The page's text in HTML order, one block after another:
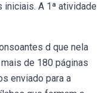
A 1ª atividade
d que nela
de 180 páginas
enviado para a